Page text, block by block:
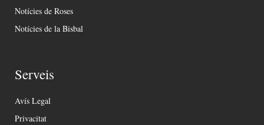
Notícies de Roses
Notícies de la Bisbal
Serveis
Avís Legal
Privacitat